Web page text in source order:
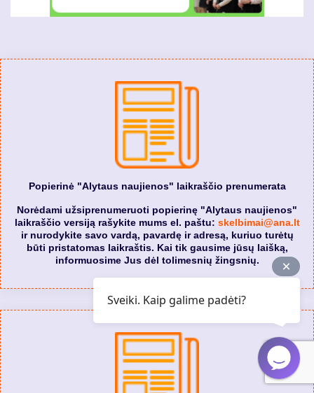
Popierinė "Alytaus naujienos" laikraščio prenumerata
Norėdami užsiprenumeruoti popierinę "Alytaus naujienos"
laikraščio versiją rašykite mums el. paštu: skelbimai@ana.lt
ir nurodykite savo vardą, pavardę ir adresą, kuriuo turėtų
būti pristatomas laikraštis. Kai tik gausime jūsų laišką,
informuosime Jus dėl tolimesnių žingsnių.
Sveiki. Kaip galime padėti?